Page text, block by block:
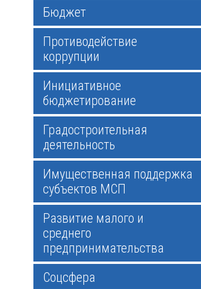
Бюджет
Противодействие
коррупции
Инициативное
бюджетирование
Градостроительная
деятельность
Имущественная поддержка
субъектов МСП
Развитие малого и
среднего
предпринимательства
Соцсфера